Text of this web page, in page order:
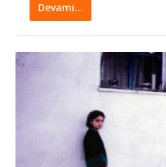
Devamı…